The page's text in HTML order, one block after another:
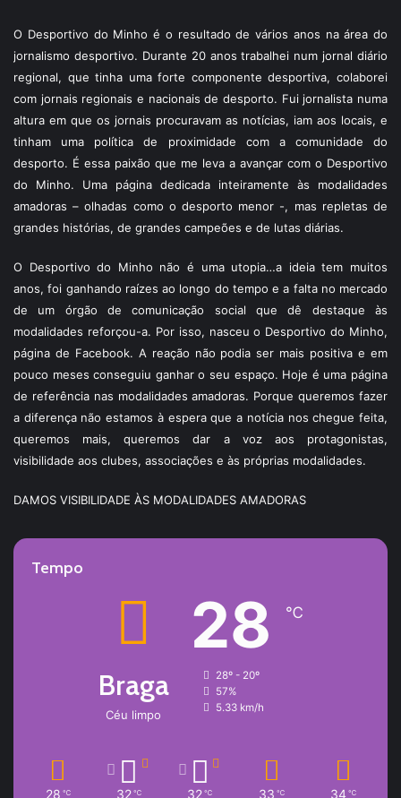
O Desportivo do Minho é o resultado de vários anos na área do
jornalismo desportivo. Durante 20 anos trabalhei num jornal diário
regional, que tinha uma forte componente desportiva, colaborei
com jornais regionais e nacionais de desporto. Fui jornalista numa
altura em que os jornais procuravam as notícias, iam aos locais, e
tinham uma política de proximidade com a comunidade do
desporto. É essa paixão que me leva a avançar com o Desportivo
do Minho. Uma página dedicada inteiramente às modalidades
amadoras – olhadas como o desporto menor -, mas repletas de
grandes histórias, de grandes campeões e de lutas diárias.
O Desportivo do Minho não é uma utopia…a ideia tem muitos
anos, foi ganhando raízes ao longo do tempo e a falta no mercado
de um órgão de comunicação social que dê destaque às
modalidades reforçou-a. Por isso, nasceu o Desportivo do Minho,
página de Facebook. A reação não podia ser mais positiva e em
pouco meses conseguiu ganhar o seu espaço. Hoje é uma página
de referência nas modalidades amadoras. Porque queremos fazer
a diferença não estamos à espera que a notícia nos chegue feita,
queremos mais, queremos dar a voz aos protagonistas,
visibilidade aos clubes, associações e às próprias modalidades.
DAMOS VISIBILIDADE ÀS MODALIDADES AMADORAS
Tempo
Braga
Céu limpo
28 ℃
28º - 20º
57%
5.33 km/h
28 ℃ 32 ℃ 32 ℃ 33 ℃ 34 ℃